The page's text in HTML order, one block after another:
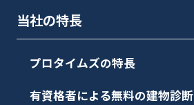
当社の特長
プロタイムズの特長
有資格者による無料の建物診断